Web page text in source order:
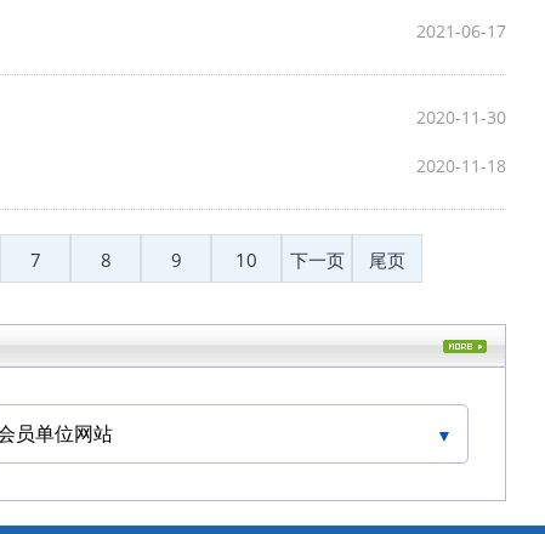
2021-06-17
2020-11-30
2020-11-18
7 8 9 10 下一页 尾页
员单位网站